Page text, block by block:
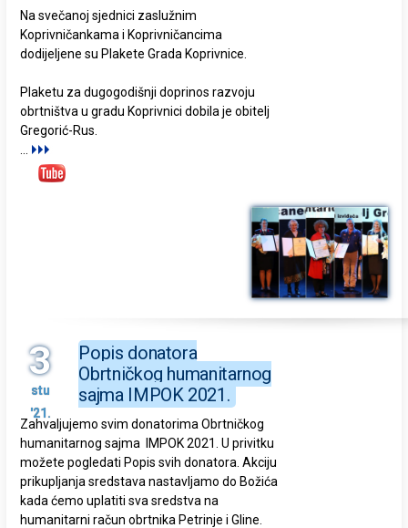
Na svečanoj sjednici zaslužnim
Koprivničankama i Koprivničancima
dodijeljene su Plakete Grada Koprivnice.
Plaketu za dugogodišnji doprinos razvoju
obrtništva u gradu Koprivnici dobila je obitelj
Gregorić-Rus.
3
stu
'21.
Popis donatora
Obrtničkog humanitarnog
sajma IMPOK 2021.
Zahvaljujemo svim donatorima Obrtničkog
humanitarnog sajma IMPOK 2021. U privitku
možete pogledati Popis svih donatora. Akciju
prikupljanja sredstava nastavljamo do Božića
kada ćemo uplatiti sva sredstva na
humanitarni račun obrtnika Petrinje i Gline.